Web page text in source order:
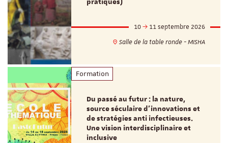
pratiques)
10
11 septembre 2026
Salle de la table ronde - MISHA
Formation
Du passé au futur : la nature,
source séculaire d’innovations et
de stratégies anti infectieuses.
Une vision interdisciplinaire et
inclusive